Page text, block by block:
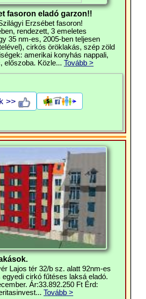
fasoron eladó garzon!!
Erzsébet fasoron!
rendezett, 3 emeletes
35 nm-es, 2005-ben teljesen
cirkós öröklakás, szép zöld
amerikai konyhás nappali,
előszoba. Közle... Tovább >
>>
Lajos tér 32/b sz. alatt 92nm-es
cirkó fűtéses laksá eladó.
Ár:33.892.250 Ft Érd:
Tovább >